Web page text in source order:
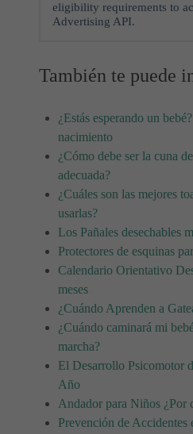
eligibility requirements to
Advertising API.
También te puede
¿Estás esperando un
nacimiento
¿Cómo debe ser la cuna
adecuada?
¿Cuáles son las mejores
usarlas?
Los Pañales desechables
Protectores de esquinas
Calendario Orientativo
meses
¿Cuándo Aprenden a
¿Cuándo caminará mi
marcha?
El Desarrollo Psicomotor
Año
Andador para Niños ¿Por
Prevención de Accidentes